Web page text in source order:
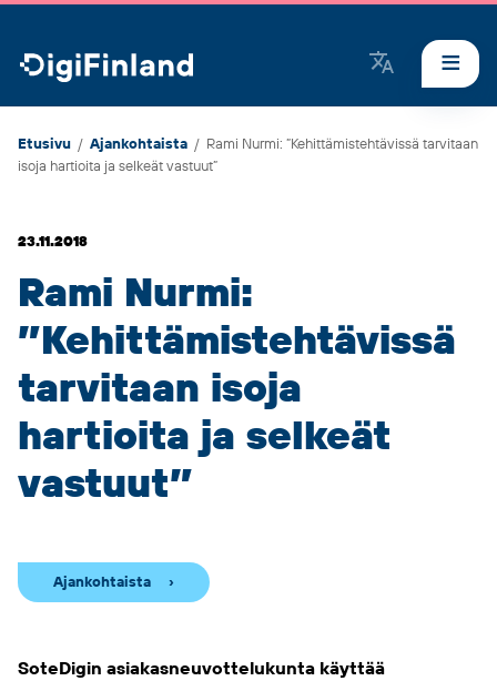
DigiFinland
Etusivu / Ajankohtaista / Rami Nurmi: ”Kehittämistehtävissä tarvitaan
isoja hartioita ja selkeät vastuut”
23.11.2018
Rami Nurmi:
”Kehittämistehtävissä
tarvitaan isoja
hartioita ja selkeät
vastuut”
Ajankohtaista
SoteDigin asiakasneuvottelukunta käyttää